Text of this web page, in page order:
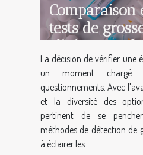
Comparaison
tests de
cliniques et
DIY
La décision de vérifier une
un moment chargé
questionnements. Avec
et la diversité des
pertinent de se
méthodes de détection de
à éclairer les...